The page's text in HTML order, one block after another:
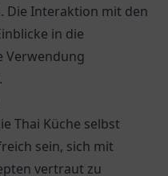
Die Interaktion mit den
in die
Verwendung
Thai Küche selbst
sein, sich mit
vertraut zu